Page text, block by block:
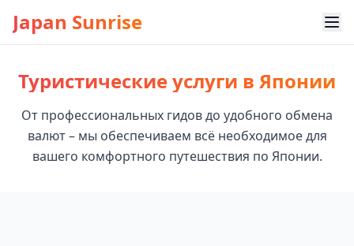
Japan Sunrise
Туристические услуги в Японии
От профессиональных гидов до удобного обмена
валют – мы обеспечиваем всё необходимое для
вашего комфортного путешествия по Японии.